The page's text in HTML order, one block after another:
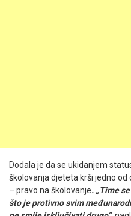
Dodala je da se ukidanjem
školovanja djeteta krši jedno
– pravo na školovanje. „Time
što je protivno svim